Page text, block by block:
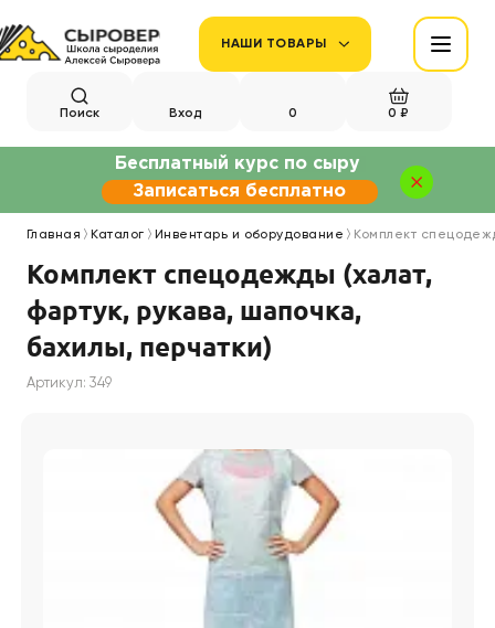
НАШИ ТОВАРЫ
Поиск Вход 0 0 ₽
Главная Каталог Инвентарь и оборудование Комплект
Комплект спецодежды (халат,
фартук, рукава, шапочка,
бахилы, перчатки)
Артикул: 349
Записаться бесплатно
Бесплатный курс по сыру